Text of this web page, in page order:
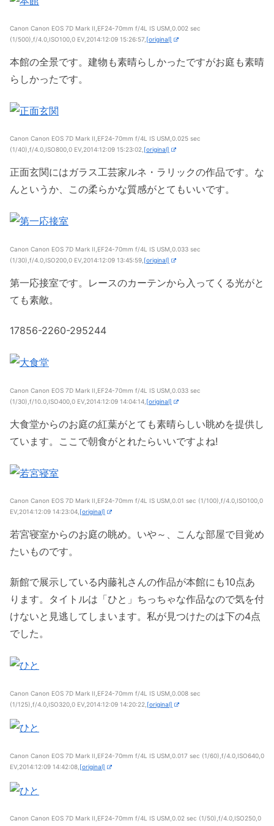
Canon Canon EOS 7D Mark II,EF24-70mm f/4L IS USM,0.002 sec
(1/500),f/4.0,ISO100,0 EV,2014:12:09 15:26:57, [original]
本館の全景です。建物も素晴らしかったですがお庭も素晴
らしかったです。
Canon Canon EOS 7D Mark II,EF24-70mm f/4L IS USM,0.025 sec
(1/40),f/4.0,ISO800,0 EV,2014:12:09 15:23:02, [original]
正面玄関にはガラス工芸家ルネ・ラリックの作品です。な
んというか、この柔らかな質感がとてもいいです。
Canon Canon EOS 7D Mark II,EF24-70mm f/4L IS USM,0.033 sec
(1/30),f/4.0,ISO200,0 EV,2014:12:09 13:45:59, [original]
第一応接室です。レースのカーテンから入ってくる光がと
ても素敵。
17856-2260-295244
Canon Canon EOS 7D Mark II,EF24-70mm f/4L IS USM,0.033 sec
(1/30),f/10.0,ISO400,0 EV,2014:12:09 14:04:14, [original]
大食堂からのお庭の紅葉がとても素晴らしい眺めを提供し
ています。ここで朝食がとれたらいいですよね!
Canon Canon EOS 7D Mark II,EF24-70mm f/4L IS USM,0.01 sec (1/100),f/4.0,ISO100,0
EV,2014:12:09 14:23:04, [original]
若宮寝室からのお庭の眺め。いや～、こんな部屋で目覚め
たいものです。
新館で展示している内藤礼さんの作品が本館にも10点あ
ります。タイトルは「ひと」ちっちゃな作品なので気を付
けないと見逃してしまいます。私が見つけたのは下の4点
でした。
Canon Canon EOS 7D Mark II,EF24-70mm f/4L IS USM,0.008 sec
(1/125),f/4.0,ISO320,0 EV,2014:12:09 14:20:22, [original]
Canon Canon EOS 7D Mark II,EF24-70mm f/4L IS USM,0.017 sec (1/60),f/4.0,ISO640,0
EV,2014:12:09 14:42:08, [original]
Canon Canon EOS 7D Mark II,EF24-70mm f/4L IS USM,0.02 sec (1/50),f/4.0,ISO250,0